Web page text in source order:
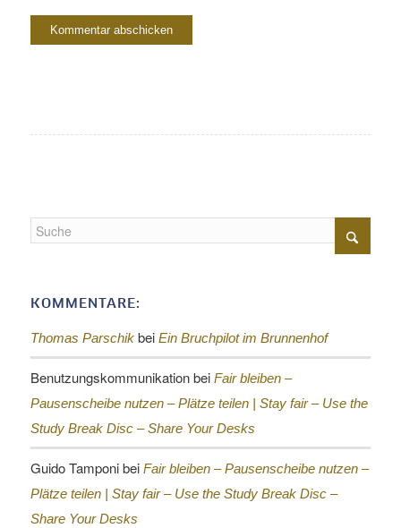
KOMMENTARE:
Thomas Parschikbei Ein Bruchpilot im Brunnenhof
Benutzungskommunikationbei Fair bleiben –
Pausenscheibe nutzen – Plätze teilen | Stay fair – Use the
Study Break Disc – Share Your Desks
Guido Tamponibei Fair bleiben – Pausenscheibe nutzen –
Plätze teilen | Stay fair – Use the Study Break Disc –
Share Your Desks